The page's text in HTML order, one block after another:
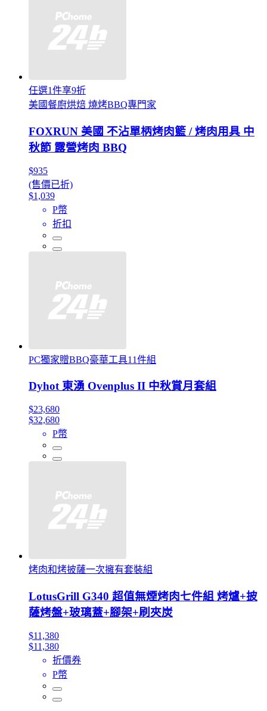
任選1件享9折
美國餐廚烘焙 燒烤BBQ專門家
FOXRUN 美國 不沾單柄烤肉籃 / 烤肉用具 中
秋節 露營烤肉 BBQ
$935
(售價已折)
$1,039
P幣
折扣
PC獨家贈BBQ豪華工具11件組
Dyhot 東湧 Ovenplus II 中秋賞月套組
$23,680
$32,680
P幣
烤肉和烤披薩一次擁有套裝組
LotusGrill G340 超值無煙烤肉七件組 烤爐+披
薩烤盤+玻璃蓋+腳架+刷夾炭
$11,380
$11,380
折價券
P幣